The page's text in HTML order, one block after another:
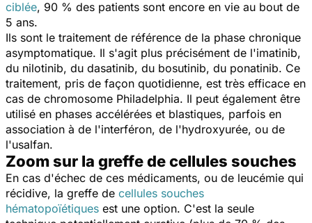
ciblée, 90 % des patients sont encore en vie au bout de
5 ans.
Ils sont le traitement de référence de la phase chronique
asymptomatique. Il s'agit plus précisément de l'imatinib,
du nilotinib, du dasatinib, du bosutinib, du ponatinib. Ce
traitement, pris de façon quotidienne, est très efficace en
cas de chromosome Philadelphia. Il peut également être
utilisé en phases accélérées et blastiques, parfois en
association à de l'interféron, de l'hydroxyurée, ou de
l'usalfan.
Zoom sur la greffe de cellules souches
En cas d'échec de ces médicaments, ou de leucémie qui
récidive, la greffe de cellules souches
hématopoïétiques est une option. C'est la seule